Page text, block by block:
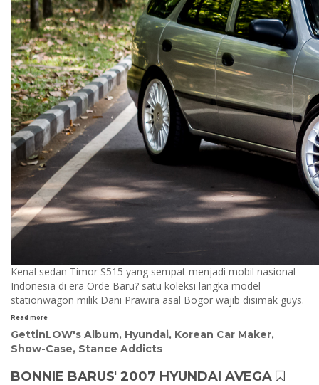
Kenal sedan Timor S515 yang sempat menjadi mobil nasional
Indonesia di era Orde Baru? satu koleksi langka model
stationwagon milik Dani Prawira asal Bogor wajib disimak guys.
Read more
GettinLOW's Album, Hyundai, Korean Car Maker,
Show-Case, Stance Addicts
BONNIE BARUS' 2007 HYUNDAI AVEGA